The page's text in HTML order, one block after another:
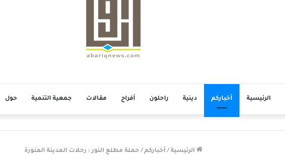
الرئيسية أخباركم دينية راحلون أفراح مقالات جمعية التنمية حول
الرئيسية / أخباركم / حملة مطلع النور : رحلات المدينة المنورة